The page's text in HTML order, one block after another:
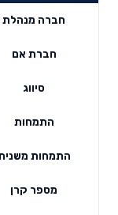
חברה מנהלת
חברת אם
סיווג
התמחות
התמחות
מספר קרן